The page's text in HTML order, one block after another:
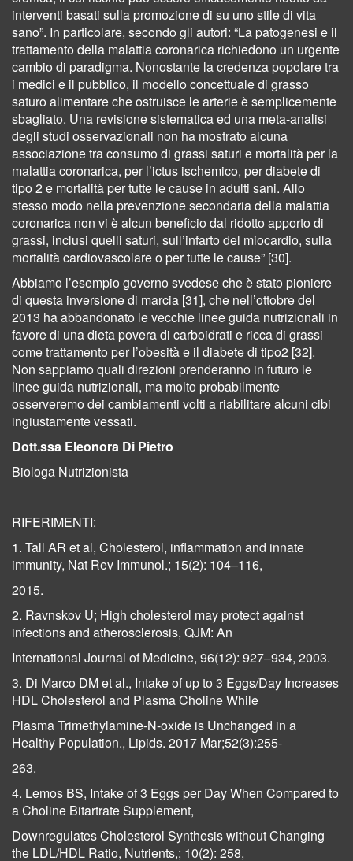
interventi basati sulla promozione di su uno stile di vita
sano”. In particolare, secondo gli autori: “La patogenesi e il
trattamento della malattia coronarica richiedono un urgente
cambio di paradigma. Nonostante la credenza popolare tra
i medici e il pubblico, il modello concettuale di grasso
saturo alimentare che ostruisce le arterie è semplicemente
sbagliato. Una revisione sistematica ed una meta-analisi
degli studi osservazionali non ha mostrato alcuna
associazione tra consumo di grassi saturi e mortalità per la
malattia coronarica, per l’ictus ischemico, per diabete di
tipo 2 e mortalità per tutte le cause in adulti sani. Allo
stesso modo nella prevenzione secondaria della malattia
coronarica non vi è alcun beneficio dal ridotto apporto di
grassi, inclusi quelli saturi, sull’infarto del miocardio, sulla
mortalità cardiovascolare o per tutte le cause” [30].
Abbiamo l’esempio governo svedese che è stato pioniere
di questa inversione di marcia [31], che nell’ottobre del
2013 ha abbandonato le vecchie linee guida nutrizionali in
favore di una dieta povera di carboidrati e ricca di grassi
come trattamento per l’obesità e il diabete di tipo2 [32].
Non sappiamo quali direzioni prenderanno in futuro le
linee guida nutrizionali, ma molto probabilmente
osserveremo dei cambiamenti volti a riabilitare alcuni cibi
ingiustamente vessati.
Dott.ssa Eleonora Di Pietro
Biologa Nutrizionista
RIFERIMENTI:
1. Tall AR et al, Cholesterol, inflammation and innate
immunity, Nat Rev Immunol.; 15(2): 104–116,
2015.
2. Ravnskov U; High cholesterol may protect against
infections and atherosclerosis, QJM: An
International Journal of Medicine, 96(12): 927–934, 2003.
3. Di Marco DM et al., Intake of up to 3 Eggs/Day Increases
HDL Cholesterol and Plasma Choline While
Plasma Trimethylamine-N-oxide is Unchanged in a
Healthy Population., Lipids. 2017 Mar;52(3):255-
263.
4. Lemos BS, Intake of 3 Eggs per Day When Compared to
a Choline Bitartrate Supplement,
Downregulates Cholesterol Synthesis without Changing
the LDL/HDL Ratio, Nutrients,; 10(2): 258,